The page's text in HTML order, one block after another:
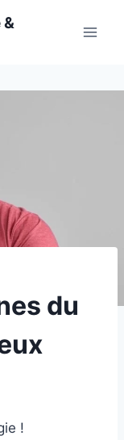
&
du
!